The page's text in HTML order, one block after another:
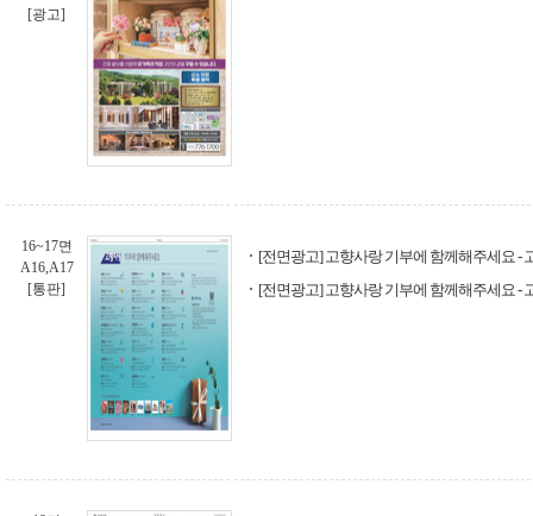
[광고]
16~17면
A16,A17
[통판]
[전면광고] 고향사랑 기부에 함께해주세요 -
[전면광고] 고향사랑 기부에 함께해주세요 -